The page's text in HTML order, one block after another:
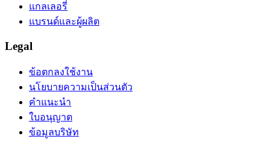
แกลเลอรี่
แบรนด์และผู้ผลิต
Legal
ข้อตกลงใช้งาน
นโยบายความเป็นส่วนตัว
คำแนะนำ
ใบอนุญาต
ข้อมูลบริษัท